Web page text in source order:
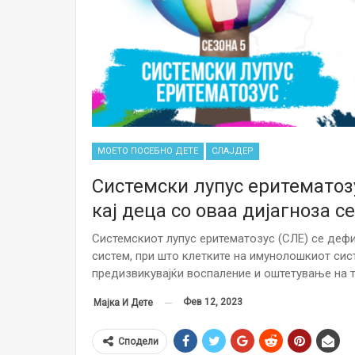
МОЕТО ПОСЕБНО ДЕТЕ СЛАЈДЕР
Системски лупус
кај деца со оваа дијагноза
Системскиот лупус еритематозус (СЛЕ) се
систем, при што клетките на имунолошкиот
предизвикувајќи воспаление и оштетување на
Мајка И Дете Фев 12, 2023
Сподели